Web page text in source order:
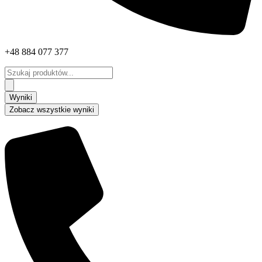
+48 884 077 377
Search
...
Wyniki
Zobacz wszystkie wyniki